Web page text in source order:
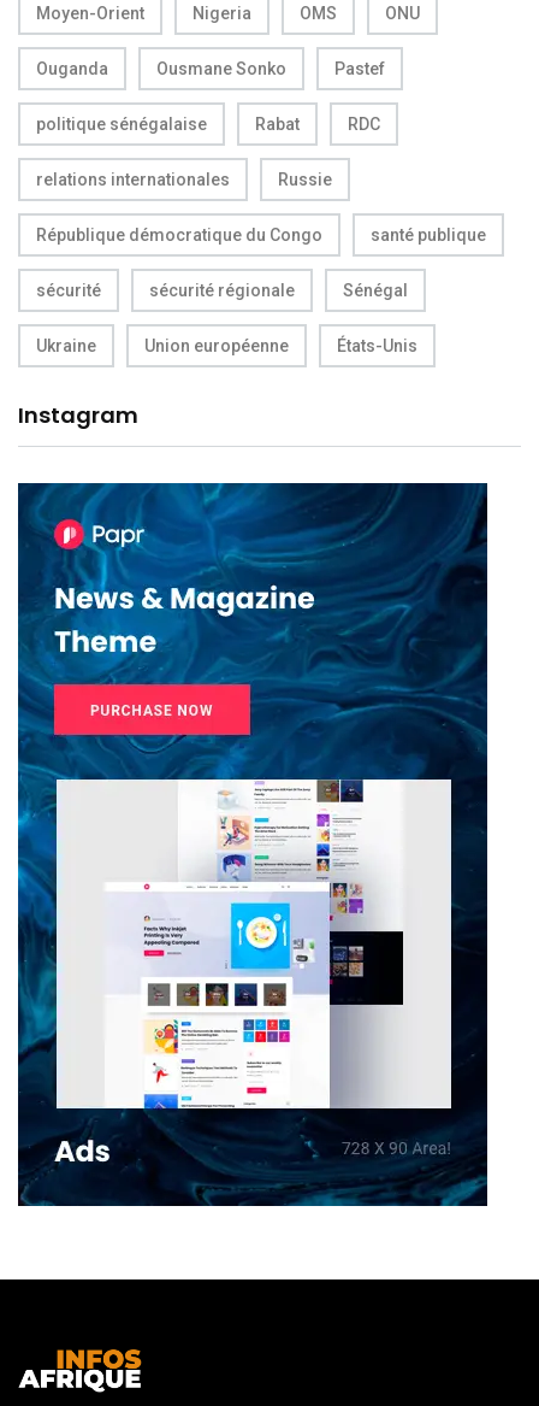
Moyen-Orient Nigeria OMS ONU
Ouganda Ousmane Sonko Pastef
politique sénégalaise Rabat RDC
relations internationales Russie
République démocratique du Congo santé publique
sécurité sécurité régionale Sénégal
Ukraine Union européenne États-Unis
Instagram